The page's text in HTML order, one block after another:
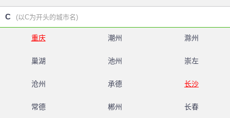
C (以C为开头的城市名)
重庆 潮州 滁州
巢湖 池州 崇左
沧州 承德 长沙
常德 郴州 长春